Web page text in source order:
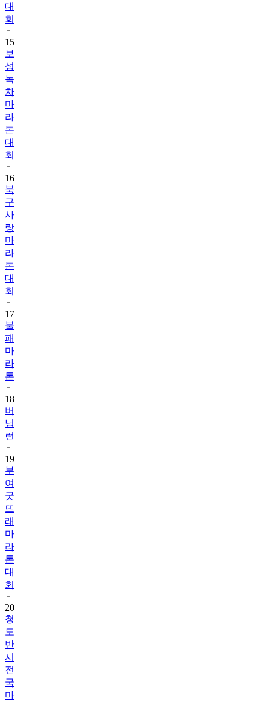
대
회
15
보
성
녹
차
마
라
톤
대
회
16
북
구
사
랑
마
라
톤
대
회
17
불
패
마
라
톤
18
버
닝
런
19
부
여
굿
뜨
래
마
라
톤
대
회
20
청
도
반
시
전
국
마